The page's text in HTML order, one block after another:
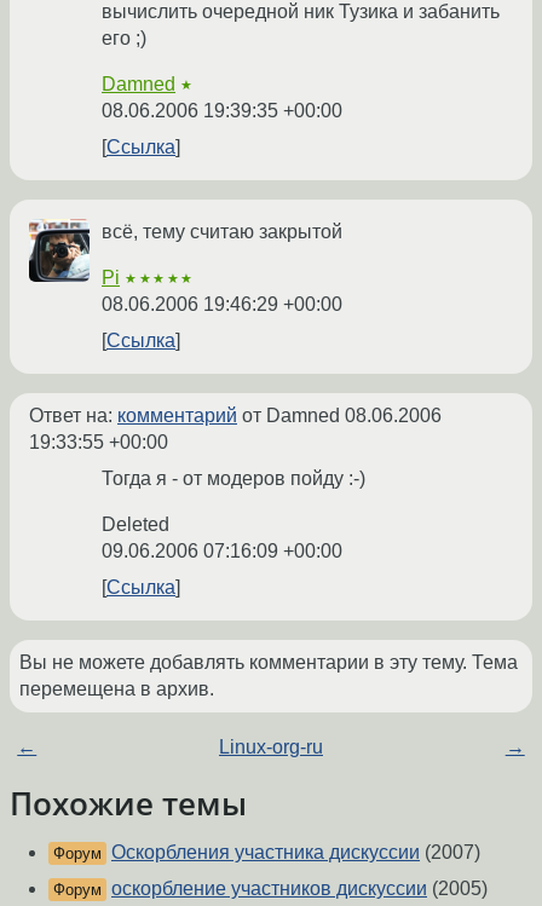
вычислить очередной ник Тузика и забанить
его ;)
Damned ★
08.06.2006 19:39:35 +00:00
Ссылка
всё, тему считаю закрытой
Pi ★★★★★
08.06.2006 19:46:29 +00:00
Ссылка
Ответ на: комментарий от Damned 08.06.2006
19:33:55 +00:00
Тогда я - от модеров пойду :-)
Deleted
09.06.2006 07:16:09 +00:00
Ссылка
Вы не можете добавлять комментарии в эту тему. Тема
перемещена в архив.
← Linux-org-ru →
Похожие темы
Форум Оскорбления участника дискуссии (2007)
Форум оскорбление участников дискуссии (2005)